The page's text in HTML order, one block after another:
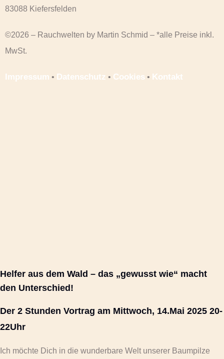
83088 Kiefersfelden
©2026 – Rauchwelten by Martin Schmid – *alle Preise inkl.
MwSt.
Impressum • Datenschutz • Cookies • Kontakt
Helfer aus dem Wald – das „gewusst wie“ macht
den Unterschied!
Der 2 Stunden Vortrag am Mittwoch, 14.Mai 2025 20-
22Uhr
Ich möchte Dich in die wunderbare Welt unserer Baumpilze